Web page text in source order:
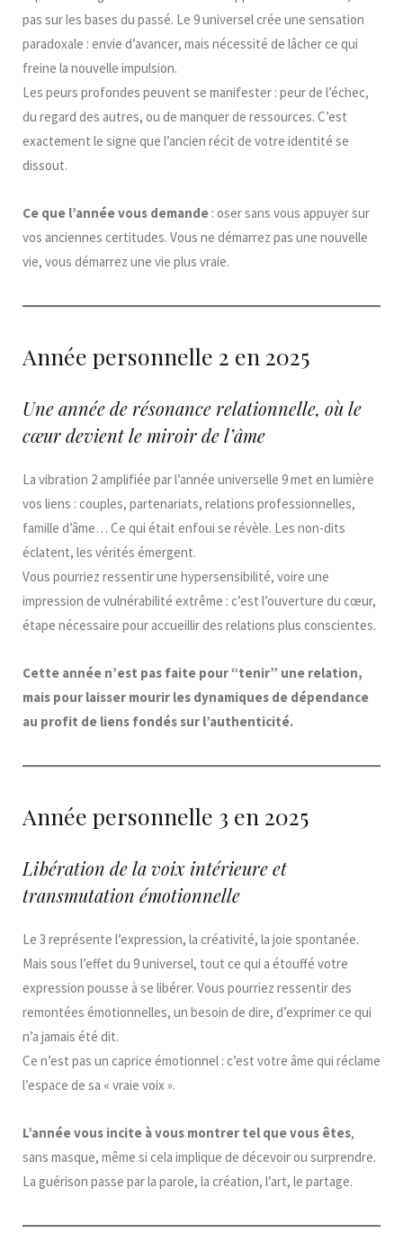
pas sur les bases du passé. Le 9 universel crée une sensation
paradoxale : envie d’avancer, mais nécessité de lâcher ce qui
freine la nouvelle impulsion.
Les peurs profondes peuvent se manifester : peur de l’échec,
du regard des autres, ou de manquer de ressources. C’est
exactement le signe que l’ancien récit de votre identité se
dissout.
Ce que l’année vous demande : oser sans vous appuyer sur
vos anciennes certitudes. Vous ne démarrez pas une nouvelle
vie, vous démarrez une vie plus vraie.
Année personnelle 2 en 2025
Une année de résonance relationnelle, où le
cœur devient le miroir de l’âme
La vibration 2 amplifiée par l’année universelle 9 met en lumière
vos liens : couples, partenariats, relations professionnelles,
famille d’âme… Ce qui était enfoui se révèle. Les non-dits
éclatent, les vérités émergent.
Vous pourriez ressentir une hypersensibilité, voire une
impression de vulnérabilité extrême : c’est l’ouverture du cœur,
étape nécessaire pour accueillir des relations plus conscientes.
Cette année n’est pas faite pour “tenir” une relation,
mais pour laisser mourir les dynamiques de dépendance
au profit de liens fondés sur l’authenticité.
Année personnelle 3 en 2025
Libération de la voix intérieure et
transmutation émotionnelle
Le 3 représente l’expression, la créativité, la joie spontanée.
Mais sous l’effet du 9 universel, tout ce qui a étouffé votre
expression pousse à se libérer. Vous pourriez ressentir des
remontées émotionnelles, un besoin de dire, d’exprimer ce qui
n’a jamais été dit.
Ce n’est pas un caprice émotionnel : c’est votre âme qui réclame
l’espace de sa « vraie voix ».
L’année vous incite à vous montrer tel que vous êtes,
sans masque, même si cela implique de décevoir ou surprendre.
La guérison passe par la parole, la création, l’art, le partage.